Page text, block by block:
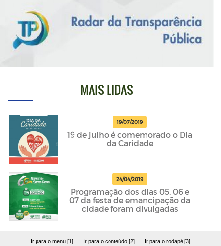
MAIS LIDAS
19/07/2019
19 de julho é comemorado o Dia
da Caridade
24/04/2019
Programação dos dias 05, 06 e
07 da festa de emancipação da
cidade foram divulgadas
Ir para o menu [1] Ir para o conteúdo [2] Ir para o rodapé [3]